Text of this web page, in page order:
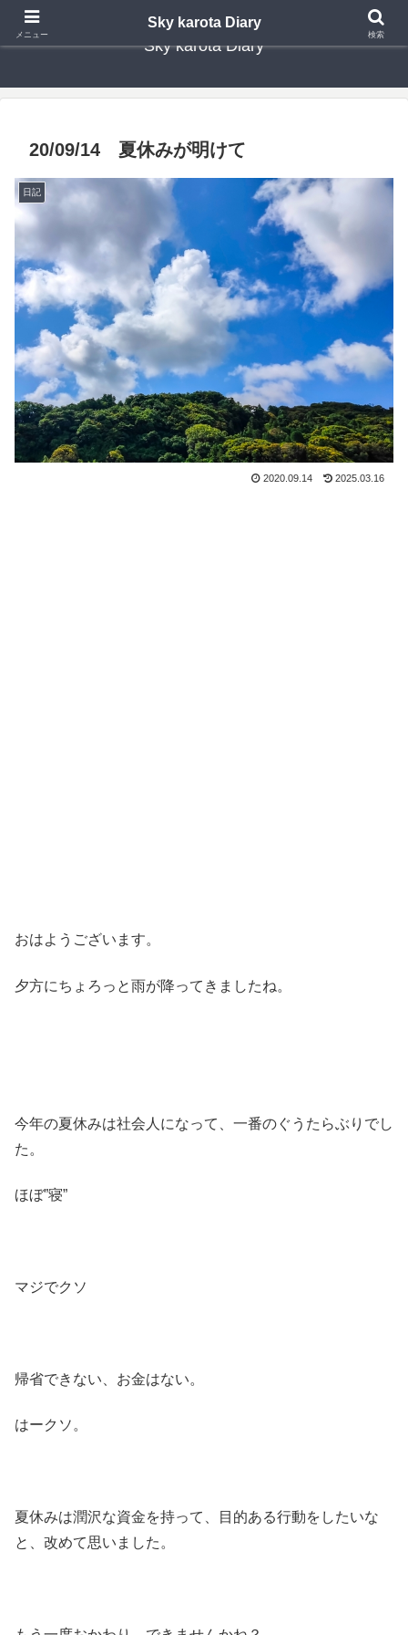
Sky karota Diary
20/09/14 夏休みが明けて
日記
2020.09.14 2025.03.16
おはようございます。
夕方にちょろっと雨が降ってきましたね。
今年の夏休みは社会人になって、一番のぐうたらぶりでし
た。
ほぼ”寝”
マジでクソ
帰省できない、お金はない。
はークソ。
夏休みは潤沢な資金を持って、目的ある行動をしたいな
と、改めて思いました。
メニュー
Sky karota Diary
検索